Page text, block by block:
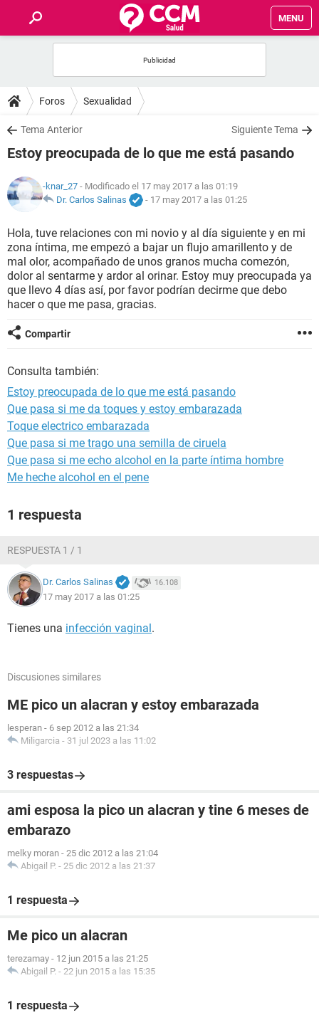
MENU
FOROS
SALUD
FAMILIA
NUTRICIÓN
BIENESTAR
SEXUALIDAD
GLOSARIO
Foros Sexualidad
Tema Anterior Siguiente Tema
Estoy preocupada de lo que me está pasando
-knar_27 - Modificado el 17 may 2017 a las 01:19
Dr. Carlos Salinas
- 17 may 2017 a las 01:25
Hola, tuve relaciones con mi novio y al día siguiente y en mi
zona íntima, me empezó a bajar un flujo amarillento y de
mal olor, acompañado de unos granos mucha comezón,
dolor al sentarme y ardor al orinar. Estoy muy preocupada ya
que llevo 4 días así, por favor podrían decirme que debo
hacer o que me pasa, gracias.
Compartir
Consulta también:
Estoy preocupada de lo que me está pasando
Que pasa si me da toques y estoy embarazada
Toque electrico embarazada
Que pasa si me trago una semilla de ciruela
Que pasa si me echo alcohol en la parte íntima hombre
Me heche alcohol en el pene
1 respuesta
RESPUESTA 1 / 1
Dr. Carlos Salinas 16.108
17 may 2017 a las 01:25
Tienes una infección vaginal.
Discusiones similares
ME pico un alacran y estoy embarazada
lesperan - 6 sep 2012 a las 21:34
Miligarcia - 31 jul 2023 a las 11:02
3 respuestas
ami esposa la pico un alacran y tine 6 meses de
embarazo
melky moran - 25 dic 2012 a las 21:04
Abigail P. - 25 dic 2012 a las 21:37
1 respuesta
Me pico un alacran
terezamay - 12 jun 2015 a las 21:25
Abigail P. - 22 jun 2015 a las 15:35
1 respuesta